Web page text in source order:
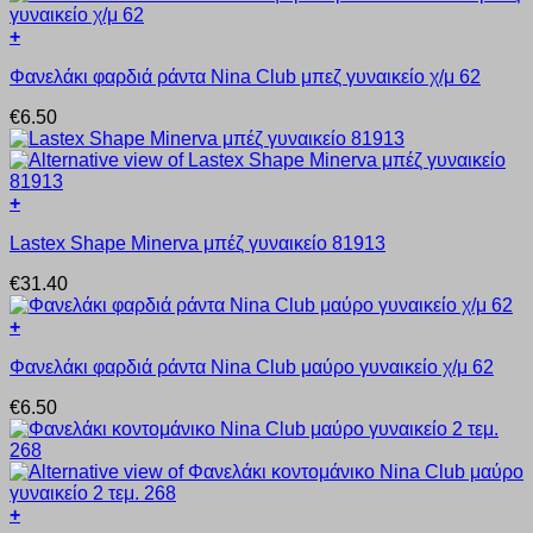
+
το
έχει
πολλαπλές
παραλλαγές.
Οι
επιλογές
να
στη
σελίδα
του
προϊόντος
Φανελάκι φαρδιά ράντα Nina Club μπεζ γυναικείο χ/μ 62
€6.50
+
το
έχει
πολλαπλές
παραλλαγές.
επιλογές
να
επιλεγούν
στη
σελίδα
του
προϊόντος
Lastex Shape Minerva μπέζ γυναικείο 81913
€31.40
+
το
έχει
πολλαπλές
παραλλαγές.
Οι
επιλογές
μπορούν
Φανελάκι φαρδιά ράντα Nina Club μαύρο γυναικείο χ/μ 62
€6.50
+